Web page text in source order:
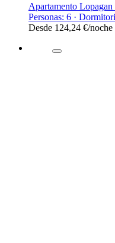
Apartamento
Personas: 6 ·
Desde 124,24 €/noche